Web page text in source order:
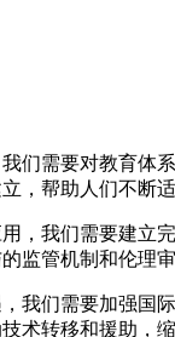
们需要对教育
，帮助人们不断
，我们需要建
监管机制和伦理审
我们需要加强国
术转移和援助，缩